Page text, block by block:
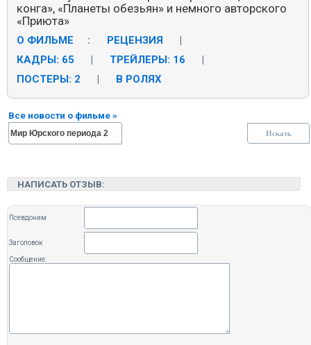
конга», «Планеты обезьян» и немного авторского
«Приюта»
О ФИЛЬМЕ : РЕЦЕНЗИЯ
|
КАДРЫ: 65
| ТРЕЙЛЕРЫ: 16
|
ПОСТЕРЫ: 2
| В РОЛЯХ
Все новости о фильме »
НАПИСАТЬ ОТЗЫВ:
Псевдоним
Заголовок
Сообщение: